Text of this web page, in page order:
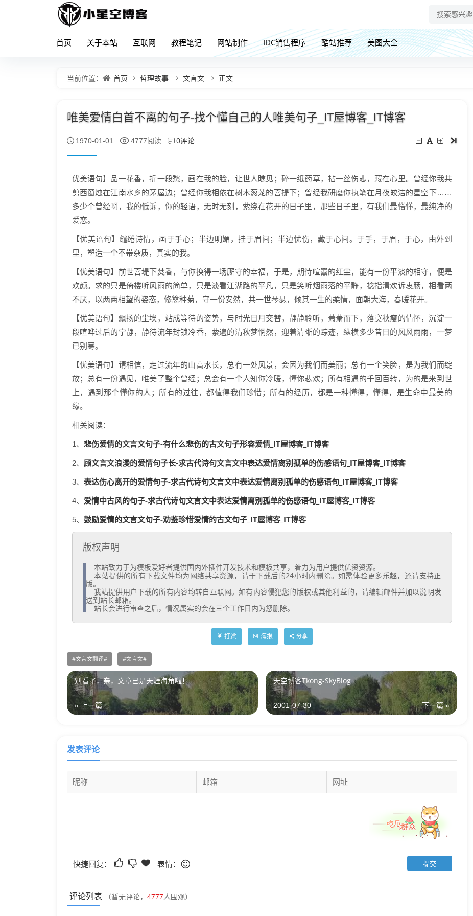
首页 关于本站 互联网 教程笔记 网站制作 IDC销售程序 酷站推荐 美图大全
当前位置： 首页 哲理故事 文言文 正文
唯美爱情白首不离的句子-找个懂自己的人唯美句子_IT屋博客_IT博客
1970-01-01 4777阅读 0评论
优美语句】品一花香，折一段愁，画在我的脸，让世人瞧见；碎一纸药草，拈一丝伤悲，藏在心里。曾经你我共
剪西窗烛在江南水乡的茅屋边；曾经你我相依在树木葱茏的菩提下；曾经我研磨你执笔在月夜皎洁的星空下……
多少个曾经啊，我的低诉，你的轻语，无时无刻，萦绕在花开的日子里，那些日子里，有我们最懵懂，最纯净的
爱恋。
【优美语句】缱绻诗情，画于手心；半边明媚，挂于眉间；半边忧伤，藏于心间。于手，于眉，于心，由外到
里，塑造一个不带杂质，真实的我。
【优美语句】前世菩堤下焚香，与你换得一场厮守的幸福，于是，期待喧嚣的红尘，能有一份平淡的相守，便是
欢颜。求的只是倚楼听风雨的简单，只是淡看江湖路的平凡，只是笑听烟雨落的平静，捻指清欢诉衷肠，相看两
不厌，以两两相望的姿态，修篱种菊，守一份安然，共一世琴瑟，倾其一生的柔情，面朝大海，春暖花开。
【优美语句】飘扬的尘埃，站成等待的姿势，与时光日月交替，静静聆听，萧萧而下，落寞秋瘦的情怀，沉淀一
段喧哗过后的宁静，静待流年封锁冷香，萦遍的清秋梦惘然，迎着清晰的踪迹，纵横多少昔日的风风雨雨，一梦
已别寒。
【优美语句】请相信，走过流年的山高水长，总有一处风景，会因为我们而美丽；总有一个笑脸，是为我们而绽
放；总有一份遇见，唯美了整个曾经；总会有一个人知你冷暖，懂你悲欢；所有相遇的千回百转，为的是来到世
上，遇到那个懂你的人；所有的过往，都值得我们珍惜；所有的经历，都是一种懂得，懂得，是生命中最美的
缘。
相关阅读：
1、 悲伤爱情的文言文句子-有什么悲伤的古文句子形容爱情_IT屋博客_IT博客
2、 顾文言文浪漫的爱情句子长-求古代诗句文言文中表达爱情离别孤单的伤感语句_IT屋博客_IT博客
3、 表达伤心离开的爱情句子-求古代诗句文言文中表达爱情离别孤单的伤感语句_IT屋博客_IT博客
4、 爱情中古风的句子-求古代诗句文言文中表达爱情离别孤单的伤感语句_IT屋博客_IT博客
5、 鼓励爱情的文言文句子-劝鉴珍惜爱情的古文句子_IT屋博客_IT博客
版权声明
  本站提供的所有下载文件均为网络共享资源，请于下载后的24小时内删除。如需体验更多乐趣，还请支持正
版。
送到站长邮箱。
  站长会进行审查之后，情况属实的会在三个工作日内为您删除。
打赏 海报 分享
文言文翻译 文言文
别看了，亲，文章已是天涯海角啦！
« 上一篇
天空博客Tkong-SkyBlog
下一篇 »
2001-07-30
发表评论
快捷回复： 表情：
评论列表 （暂无评论， 4777人围观）